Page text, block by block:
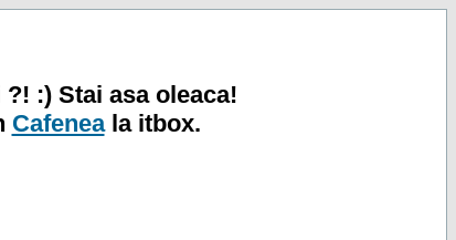
:) Stai asa oleaca!
Cafeneala itbox.